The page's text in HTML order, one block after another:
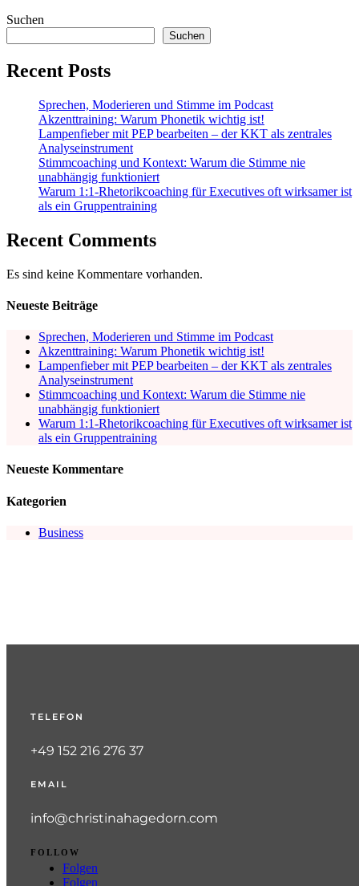
Suchen
Suchen
Recent Posts
Sprechen, Moderieren und Stimme im Podcast
Akzenttraining: Warum Phonetik wichtig ist!
Lampenfieber mit PEP bearbeiten – der KKT als zentrales
Analyseinstrument
Stimmcoaching und Kontext: Warum die Stimme nie
unabhängig funktioniert
Warum 1:1-Rhetorikcoaching für Executives oft wirksamer ist
als ein Gruppentraining
Recent Comments
Es sind keine Kommentare vorhanden.
Neueste Beiträge
Sprechen, Moderieren und Stimme im Podcast
Akzenttraining: Warum Phonetik wichtig ist!
Lampenfieber mit PEP bearbeiten – der KKT als zentrales
Analyseinstrument
Stimmcoaching und Kontext: Warum die Stimme nie
unabhängig funktioniert
Warum 1:1-Rhetorikcoaching für Executives oft wirksamer ist
als ein Gruppentraining
Neueste Kommentare
Kategorien
Business
TELEFON
+49 152 216 276 37
EMAIL
info@christinahagedorn.com
FOLLOW
Folgen
Folgen